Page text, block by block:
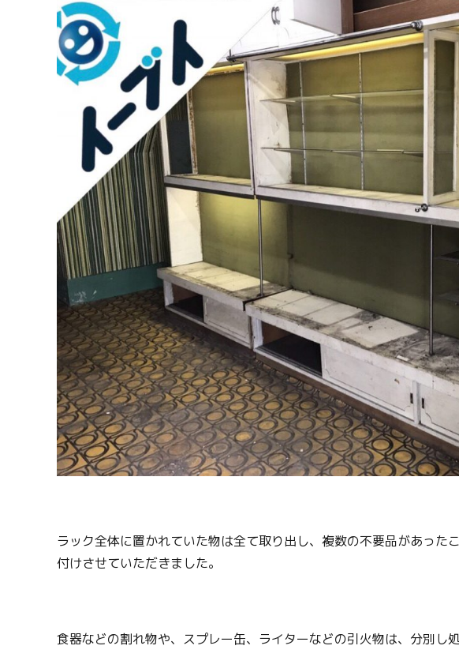
ラック全体に置かれていた物は全て取り出し、複数の不要品があった
付けさせていただきました。
食器などの割れ物や、スプレー缶、ライターなどの引火物は、分別し